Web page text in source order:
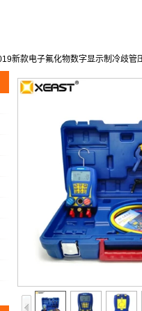
新款电子氟化物数字显示制冷歧管